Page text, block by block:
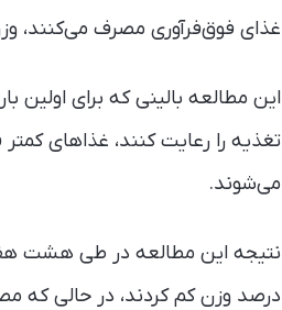
غذای فوق‌فرآوری‌ مصرف می‌کنند،
این مطالعه بالینی که برای اولین
تغذیه را رعایت کنند، غذاهای
می‌شوند.
درصد وزن کم کردند، در حالی که مصرف‌کنندگان